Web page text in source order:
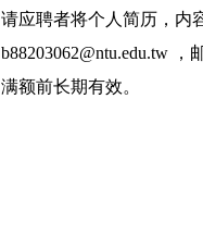
请应聘者将个人简历，内
b88203062@ntu.edu.tw
，
满额前长期有效。